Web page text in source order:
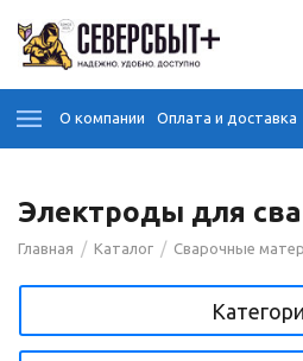
О компании Оплата и доставка
Электроды для
Главная / Каталог / Сварочные